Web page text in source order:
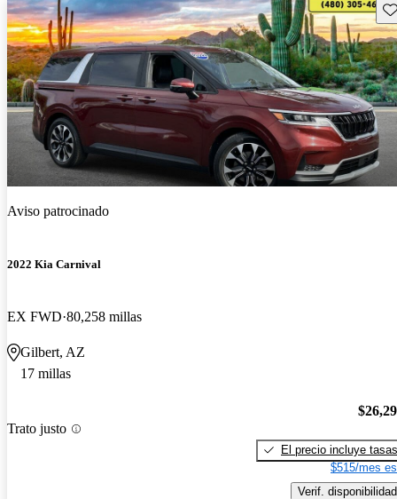
Aviso patrocinado
2022 Kia Carnival
EX FWD 80,258 millas
Gilbert, AZ
17 millas
Trato justo
El precio incluye tasas
$515/mes
Verif. disponibilidad